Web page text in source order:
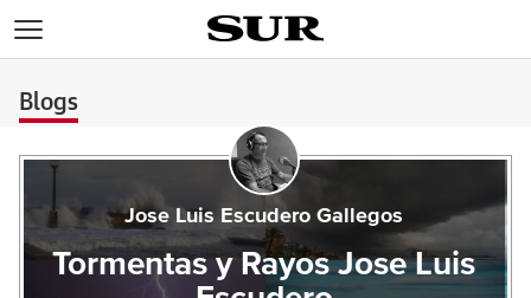
Blogs
Jose Luis Escudero Gallegos
Tormentas y Rayos Jose Luis